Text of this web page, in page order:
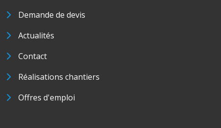
Demande de devis
Actualités
Contact
Réalisations chantiers
Offres d'emploi